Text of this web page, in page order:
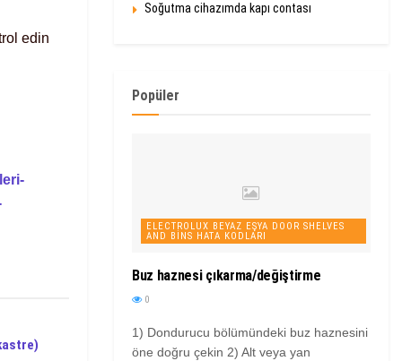
edin
Soğutma cihazımda kapı contası
Popüler
ELECTROLUX BEYAZ EŞYA DOOR SHELVES
AND BINS HATA KODLARI
Buz haznesi çıkarma/değiştirme
0
1) Dondurucu bölümündeki buz haznesini
öne doğru çekin 2) Alt veya yan